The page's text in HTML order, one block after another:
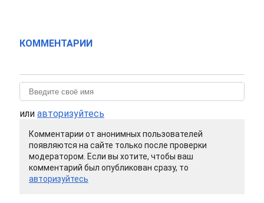
КОММЕНТАРИИ
или авторизуйтесь
Комментарии от анонимных пользователей
появляются на сайте только после проверки
модератором. Если вы хотите, чтобы ваш
комментарий был опубликован сразу, то
авторизуйтесь